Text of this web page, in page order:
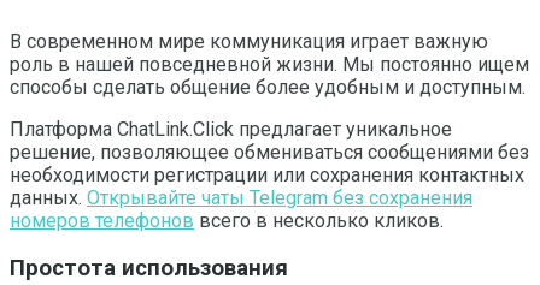
В современном мире коммуникация играет важную
роль в нашей повседневной жизни. Мы постоянно ищем
способы сделать общение более удобным и доступным.
Платформа ChatLink.Click предлагает уникальное
решение, позволяющее обмениваться сообщениями без
необходимости регистрации или сохранения контактных
данных. Открывайте чаты Telegram без сохранения
номеров телефонов всего в несколько кликов.
Простота использования